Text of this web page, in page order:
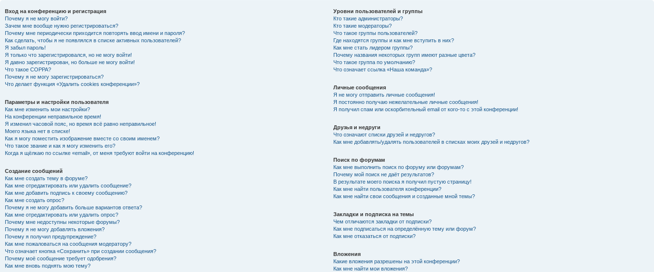
Вход на конференцию и регистрация
Почему я не могу войти?
Зачем мне вообще нужно регистрироваться?
Почему мне периодически приходится повторять ввод имени и пароля?
Как сделать, чтобы я не появлялся в списке активных пользователей?
Я забыл пароль!
Я только что зарегистрировался, но не могу войти!
Я давно зарегистрирован, но больше не могу войти!
Что такое COPPA?
Почему я не могу зарегистрироваться?
Что делает функция «Удалить cookies конференции»?
Параметры и настройки пользователя
Как мне изменить мои настройки?
На конференции неправильное время!
Я изменил часовой пояс, но время всё равно неправильное!
Моего языка нет в списке!
Как я могу поместить изображение вместе со своим именем?
Что такое звание и как я могу изменить его?
Когда я щёлкаю по ссылке «email», от меня требуют войти на конференцию!
Создание сообщений
Как мне создать тему в форуме?
Как мне отредактировать или удалить сообщение?
Как мне добавить подпись к своему сообщению?
Как мне создать опрос?
Почему я не могу добавить больше вариантов ответа?
Как мне отредактировать или удалить опрос?
Почему мне недоступны некоторые форумы?
Почему я не могу добавлять вложения?
Почему я получил предупреждение?
Как мне пожаловаться на сообщения модератору?
Что означает кнопка «Сохранить» при создании сообщения?
Почему моё сообщение требует одобрения?
Как мне вновь поднять мою тему?
Уровни пользователей и группы
Кто такие администраторы?
Кто такие модераторы?
Что такое группы пользователей?
Где находятся группы и как мне вступить в них?
Как мне стать лидером группы?
Почему названия некоторых групп имеют разные цвета?
Что такое группа по умолчанию?
Что означает ссылка «Наша команда»?
Личные сообщения
Я не могу отправить личные сообщения!
Я постоянно получаю нежелательные личные сообщения!
Я получил спам или оскорбительный email от кого-то с этой конференции!
Друзья и недруги
Что означают списки друзей и недругов?
Как мне добавлять/удалять пользователей в списках моих друзей и недругов?
Поиск по форумам
Как мне выполнить поиск по форуму или форумам?
Почему мой поиск не даёт результатов?
В результате моего поиска я получил пустую страницу!
Как мне найти пользователя конференции?
Как мне найти свои сообщения и созданные мной темы?
Закладки и подписка на темы
Чем отличаются закладки от подписки?
Как мне подписаться на определённую тему или форум?
Как мне отказаться от подписки?
Вложения
Какие вложения разрешены на этой конференции?
Как мне найти мои вложения?